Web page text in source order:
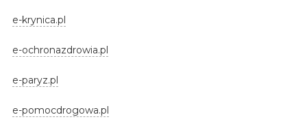
e-krynica.pl
e-ochronazdrowia.pl
e-paryz.pl
e-pomocdrogowa.pl